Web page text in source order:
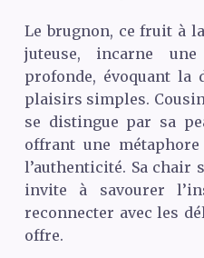
Le brugnon, ce fruit à
juteuse, incarne
profonde, évoquant la
plaisirs simples.
se distingue par sa
offrant une
l’authenticité. Sa chair
invite à savourer
reconnecter avec les
offre.